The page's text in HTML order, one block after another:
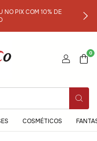
NO PIX COM 10% DE
0
COSMÉTICOS